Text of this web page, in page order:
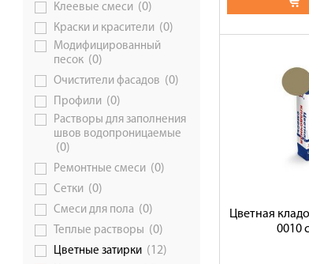
Клеевые смеси (0)
Краски и красители (0)
Модифицированный
песок (0)
Очистители фасадов (0)
Профили (0)
Растворы для заполнения
швов водопроницаемые
(0)
Ремонтные смеси (0)
Сетки (0)
Смеси для пола (0)
Теплые растворы (0)
Цветные затирки (12)
Цветная
0010